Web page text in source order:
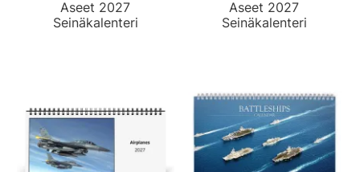
Aseet 2027
Seinäkalenteri
Aseet 2027
Seinäkalenteri